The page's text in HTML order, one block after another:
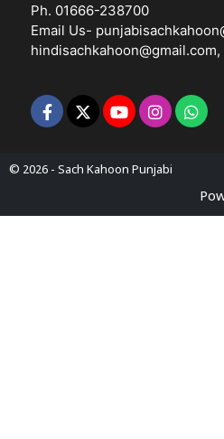
Ph. 01666-238700
Email Us-
hindisachkahoon@gmail.com,
© 2026 - Sach Kahoon Punjabi